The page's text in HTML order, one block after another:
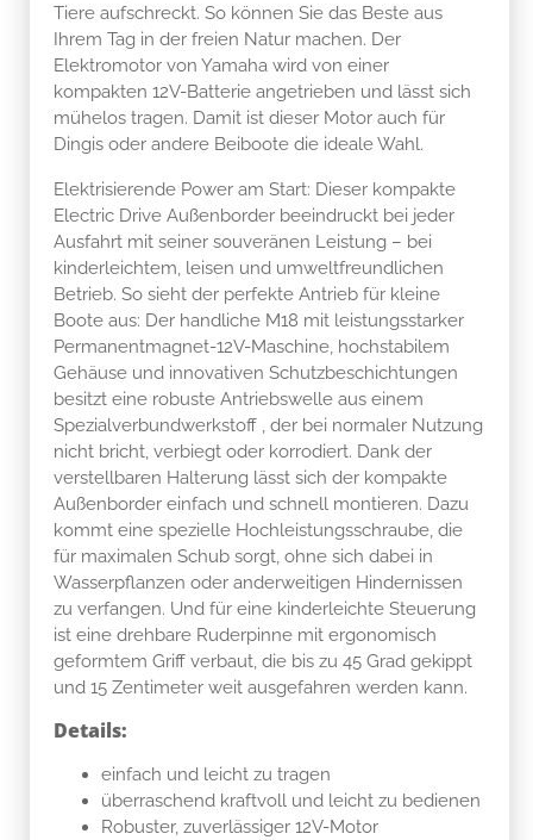
Tiere aufschreckt. So können Sie das Beste aus
Ihrem Tag in der freien Natur machen. Der
Elektromotor von Yamaha wird von einer
kompakten 12V-Batterie angetrieben und lässt sich
mühelos tragen. Damit ist dieser Motor auch für
Dingis oder andere Beiboote die ideale Wahl.
Elektrisierende Power am Start: Dieser kompakte
Electric Drive Außenborder beeindruckt bei jeder
Ausfahrt mit seiner souveränen Leistung – bei
kinderleichtem, leisen und umweltfreundlichen
Betrieb. So sieht der perfekte Antrieb für kleine
Boote aus: Der handliche M18 mit leistungsstarker
Permanentmagnet-12V-Maschine, hochstabilem
Gehäuse und innovativen Schutzbeschichtungen
besitzt eine robuste Antriebswelle aus einem
Spezialverbundwerkstoff , der bei normaler Nutzung
nicht bricht, verbiegt oder korrodiert. Dank der
verstellbaren Halterung lässt sich der kompakte
Außenborder einfach und schnell montieren. Dazu
kommt eine spezielle Hochleistungsschraube, die
für maximalen Schub sorgt, ohne sich dabei in
Wasserpflanzen oder anderweitigen Hindernissen
zu verfangen. Und für eine kinderleichte Steuerung
ist eine drehbare Ruderpinne mit ergonomisch
geformtem Griff verbaut, die bis zu 45 Grad gekippt
und 15 Zentimeter weit ausgefahren werden kann.
Details:
einfach und leicht zu tragen
überraschend kraftvoll und leicht zu bedienen
Robuster, zuverlässiger 12V-Motor